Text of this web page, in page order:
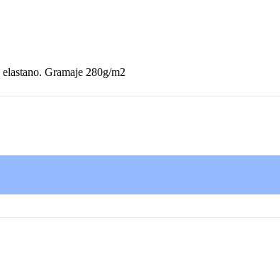
elastano. Gramaje 280g/m2